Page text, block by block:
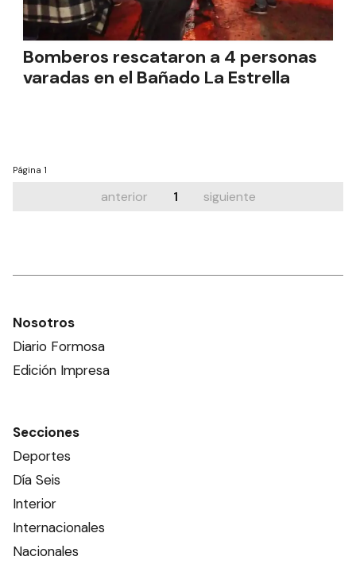
Bomberos rescataron a 4 personas
varadas en el Bañado La Estrella
Página 1
anterior 1 siguiente
Nosotros
Diario Formosa
Edición Impresa
Secciones
Deportes
Día Seis
Interior
Internacionales
Nacionales